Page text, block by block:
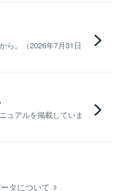
ら。（2026年7月31日
ュアルを掲載していま
タについて